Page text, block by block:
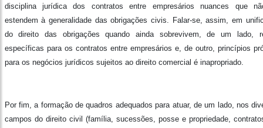
disciplina jurídica dos contratos entre empresários nuances que
estendem à generalidade das obrigações civis. Falar-se, assim, em
do direito das obrigações quando ainda sobrevivem, de um lado,
específicas para os contratos entre empresários e, de outro, princípios
para os negócios jurídicos sujeitos ao direito comercial é inapropriado.
Por fim, a formação de quadros adequados para atuar, de um lado, nos
campos do direito civil (família, sucessões, posse e propriedade,